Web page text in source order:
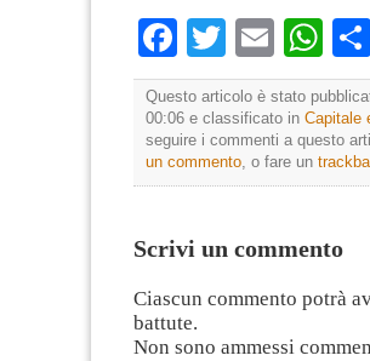
Facebook
TwitterEmail
Questo articolo è stato
00:06 e classificato in Capitale
seguire i commenti a questo
un commento, o fare un
Scrivi un commento
Ciascun commento potrà
battute.
Non sono ammessi